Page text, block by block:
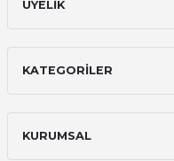
ÜYELİK
KATEGORİLER
KURUMSAL